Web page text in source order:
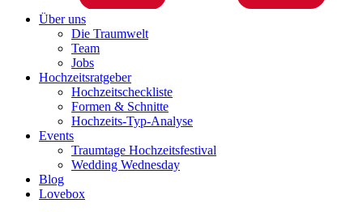
Über uns
Die Traumwelt
Team
Jobs
Hochzeitsratgeber
Hochzeitscheckliste
Formen & Schnitte
Hochzeits-Typ-Analyse
Events
Traumtage Hochzeitsfestival
Wedding Wednesday
Blog
Lovebox